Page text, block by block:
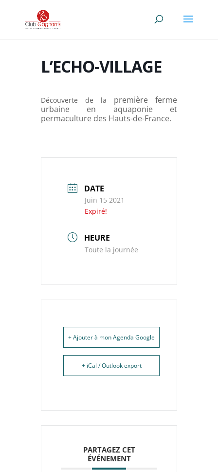
L’ECHO-VILLAGE
Découverte de la première ferme
urbaine en aquaponie et
permaculture des Hauts-de-France.
DATE
Juin 15 2021
Expiré!
HEURE
Toute la journée
+ Ajouter à mon Agenda Google
+ iCal / Outlook export
PARTAGEZ CET
ÉVÉNEMENT